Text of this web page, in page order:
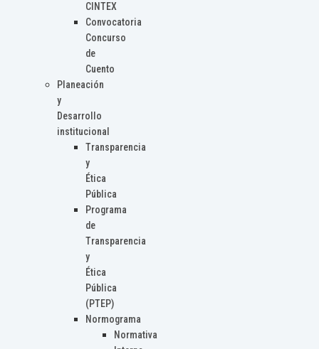
CINTEX
Convocatoria
Concurso
de
Cuento
Planeación
y
Desarrollo
institucional
Transparencia
y
Ética
Pública
Programa
de
Transparencia
y
Ética
Pública
(PTEP)
Normograma
Normativa